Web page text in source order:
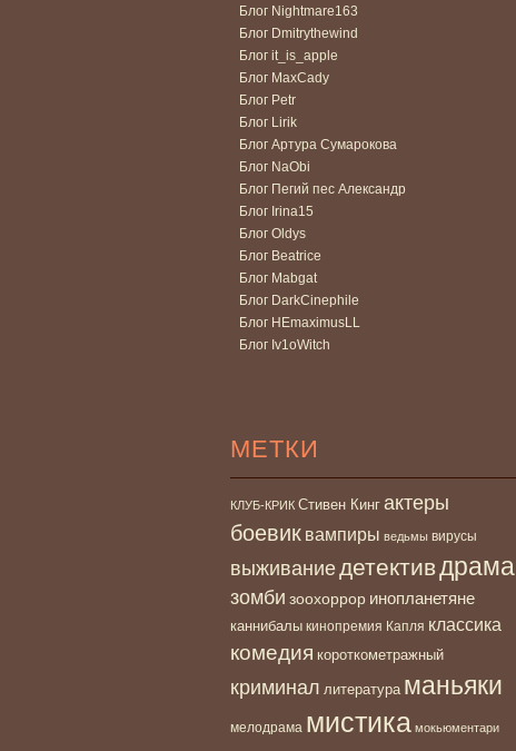
Блог Nightmare163
Блог Dmitrythewind
Блог it_is_apple
Блог MaxCady
Блог Petr
Блог Lirik
Блог Артура Сумарокова
Блог NaObi
Блог Пегий пес Александр
Блог Irina15
Блог Oldys
Блог Beatrice
Блог Mabgat
Блог DarkCinephile
Блог HEmaximusLL
Блог Iv1oWitch
МЕТКИ
КЛУБ-КРИК Стивен Кинг актеры
боевик вампиры ведьмы вирусы
выживаниедетективдрама
зомби зоохоррор инопланетяне
каннибалы кинопремия Капля классика
комедия короткометражный
криминал литература маньяки
мелодрама мистика мокьюментари